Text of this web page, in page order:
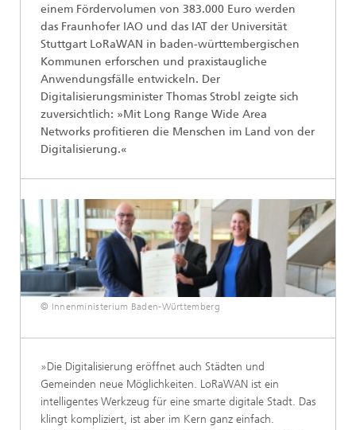
einem Fördervolumen von 383.000 Euro werden
das Fraunhofer IAO und das IAT der Universität
Stuttgart LoRaWAN in baden-württembergischen
Kommunen erforschen und praxistaugliche
Anwendungsfälle entwickeln. Der
Digitalisierungsminister Thomas Strobl zeigte sich
zuversichtlich: »Mit Long Range Wide Area
Networks profitieren die Menschen im Land von der
Digitalisierung.«
© Innenministerium Baden-Württemberg
»Die Digitalisierung eröffnet auch Städten und
Gemeinden neue Möglichkeiten. LoRaWAN ist ein
intelligentes Werkzeug für eine smarte digitale Stadt. Das
klingt kompliziert, ist aber im Kern ganz einfach.